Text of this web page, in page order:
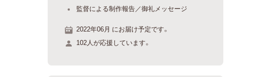
監督による制作報告／御礼メッセージ
2022年06月 にお届け予定です。
102人が応援しています。